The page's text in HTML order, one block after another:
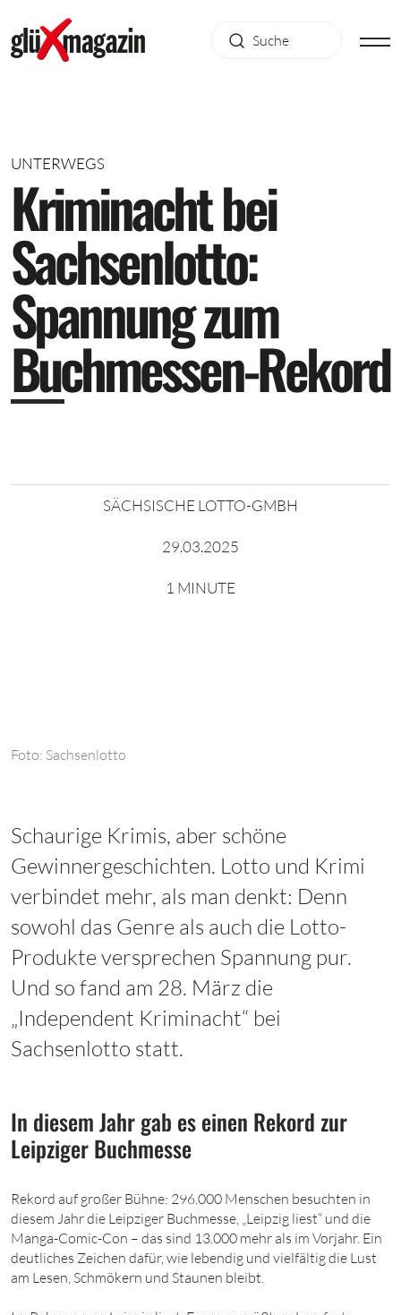
UNTERWEGS
Kriminachtbei
Sachsenlotto:
Spannungzum
Buchmessen-Rekord
SÄCHSISCHE LOTTO-GMBH
29.03.2025
1 MINUTE
Foto: Sachsenlotto
Schaurige Krimis, aber schöne
Gewinnergeschichten. Lotto und Krimi
verbindet mehr, als man denkt: Denn
sowohl das Genre als auch die Lotto-
Produkte versprechen Spannung pur.
Und so fand am 28. März die
„Independent Kriminacht“ bei
Sachsenlotto statt.
In diesem Jahr gab es einen Rekord zur
Leipziger Buchmesse
Rekord auf großer Bühne: 296.000 Menschen besuchten in
diesem Jahr die Leipziger Buchmesse, „Leipzig liest“ und die
Manga-Comic-Con – das sind 13.000 mehr als im Vorjahr. Ein
deutliches Zeichen dafür, wie lebendig und vielfältig die Lust
am Lesen, Schmökern und Staunen bleibt.